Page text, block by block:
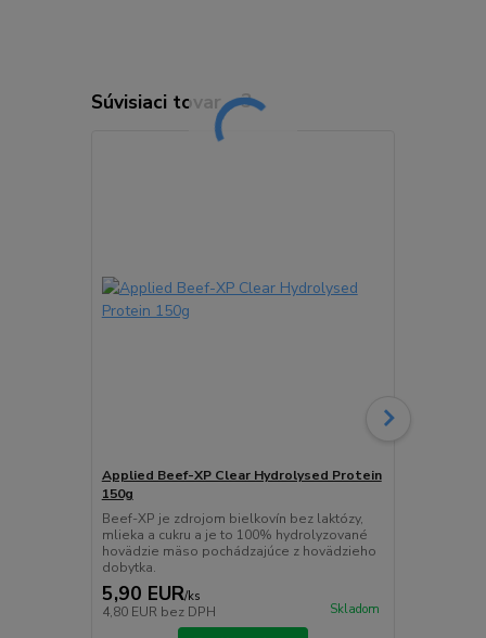
Súvisiaci tovar 3
Applied Beef-XP Clear Hydrolysed Protein
150g
Beef-XP je zdrojom bielkovín bez laktózy,
mlieka a cukru a je to 100% hydrolyzované
hovädzie mäso pochádzajúce z hovädzieho
dobytka.
5,90 EUR/ks
4,80 EUR bez DPH Skladom